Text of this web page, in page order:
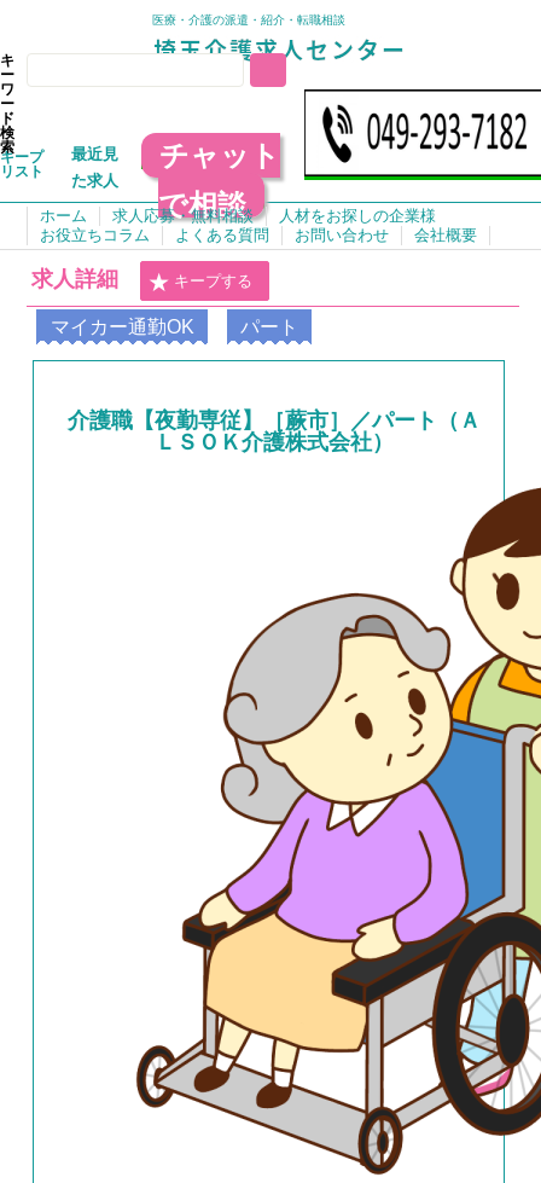
医療・介護の派遣・紹介・転職相談
キ
ー
ワ
ー
ド
検
索
キープ
リスト
最近見
た求人
チャット
で相談
ホーム 求人応募・無料相談
人材をお探しの企業様
お役立ちコラム
よくある質問 お問い合わせ 会社概要
求人詳細 キープする
マイカー通勤OK パート
介護職【夜勤専従】［蕨市］／パート（Ａ
ＬＳＯＫ介護株式会社）